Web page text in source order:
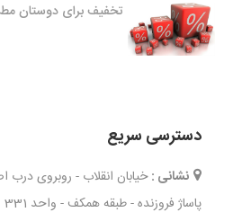
تخفیف برای دوستان
دسترسی سریع
نشانی : خیابان انقلاب - روبروی درب
پاساژ فروزنده - طبقه همکف - واحد 331